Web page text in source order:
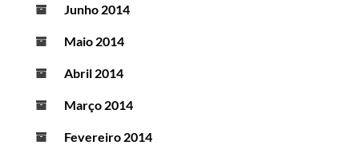
Junho 2014
Maio 2014
Abril 2014
Março 2014
Fevereiro 2014